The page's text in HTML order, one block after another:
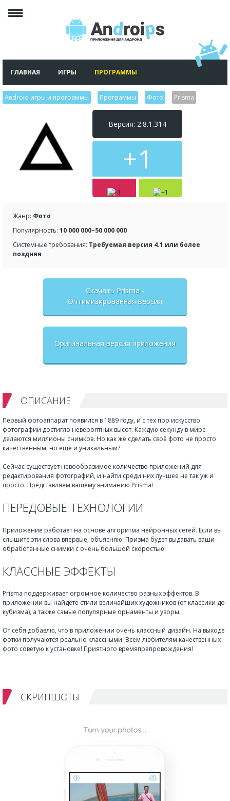
ГЛАВНАЯ ИГРЫ ПРОГРАММЫ
Android игры и программы Программы Фото Prisma
Версия: 2.8.1.314
+1
Жанр: Фото
Популярность: 10 000 000–50 000 000
Системные требования: Требуемая версия 4.1 или более
поздняя
Скачать Prisma -
Оптимизированная версия
Оригинальная версия приложения
ОПИСАНИЕ
Первый фотоаппарат появился в 1889 году, и с тех пор искусство
фотографии достигло невероятных высот. Каждую секунду в мире
делаются миллионы снимков. Но как же сделать своё фото не просто
качественным, но ещё и уникальным?
Сейчас существует невообразимое количество приложений для
редактирования фотографий, и найти среди них лучшее не так уж и
просто. Представляем вашему вниманию Prisma!
ПЕРЕДОВЫЕ ТЕХНОЛОГИИ
Приложение работает на основе алгоритма нейронных сетей. Если вы
слышите эти слова впервые, объясняю: Призма будет выдавать ваши
обработанные снимки с очень большой скоростью!
КЛАССНЫЕ ЭФФЕКТЫ
Prisma поддерживает огромное количество разных эффектов. В
приложении вы найдёте стили величайших художников (от классики до
кубизма), а также самые популярные орнаменты и узоры.
От себя добавлю, что в приложении очень классный дизайн. На выходе
фотки получаются реально классными. Всем любителям качественных
фото советую к установке! Приятного времяпрепровождения!
СКРИНШОТЫ